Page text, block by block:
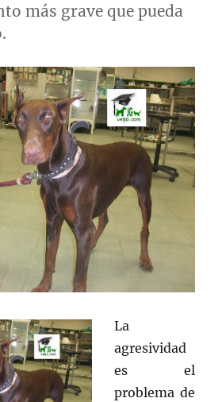
más grave que pueda
La
agresividad
es el
problema de